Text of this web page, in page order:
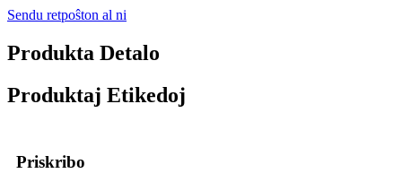
Sendu retpoŝton al ni
Produkta Detalo
Produktaj Etikedoj
Priskribo